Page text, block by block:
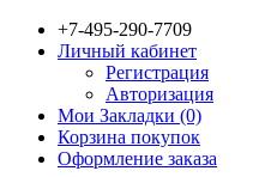
+7-495-290-7709
Личный кабинет
Регистрация
Авторизация
Мои Закладки (0)
Корзина покупок
Оформление заказа